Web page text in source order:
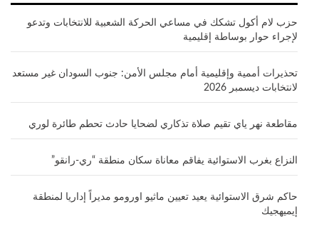
حزب لام أكول تشكك في مساعي الحركة الشعبية للانتخابات وتدعو
لإجراء حوار بوساطة إقليمية
تحذيرات أممية وإقليمية أمام مجلس الأمن: جنوب السودان غير مستعد
لانتخابات ديسمبر 2026
مقاطعة نهر ياي تقيم صلاة تذكاري لضحايا حادث تحطم طائرة لوري
النزاع بغرب الاستوائية يفاقم معاناة سكان منطقة “ري-رانقو”
حاكم شرق الاستوائية يعيد تعيين ماثيو اورومو مديراً إداريا لمنطقة
إيميهجيك